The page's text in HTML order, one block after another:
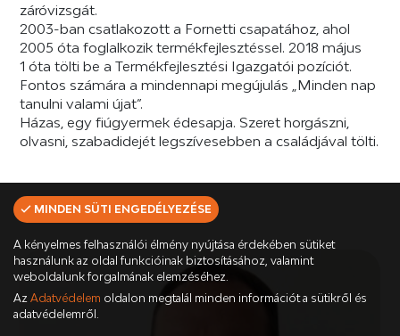
záróvizsgát.
2003-ban csatlakozott a Fornetti csapatához, ahol
2005 óta foglalkozik termékfejlesztéssel. 2018 május
1 óta tölti be a Termékfejlesztési Igazgatói pozíciót.
Fontos számára a mindennapi megújulás „Minden nap
tanulni valami újat”.
Házas, egy fiúgyermek édesapja. Szeret horgászni,
olvasni, szabadidejét legszívesebben a családjával tölti.
MINDEN SÜTI ENGEDÉLYEZÉSE
A kényelmes felhasználói élmény nyújtása érdekében sütiket
használunk az oldal funkcióinak biztosításához, valamint
weboldalunk forgalmának elemzéséhez.
Az Adatvédelem oldalon megtalál minden információt a sütikről és
adatvédelemről.